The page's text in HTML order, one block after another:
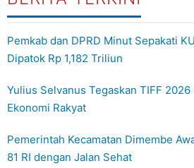
Pemkab dan DPRD Minut Sepakati
Dipatok Rp 1,182 Triliun
Yulius Selvanus Tegaskan TIFF
Ekonomi Rakyat
Pemerintah Kecamatan Dimembe
81 RI dengan Jalan Sehat